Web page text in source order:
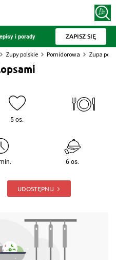
i porady ZAPISZ SIĘ
Zupy polskie Pomidorowa Zupa
5 os.
6 os.
UDOSTĘPNIJ